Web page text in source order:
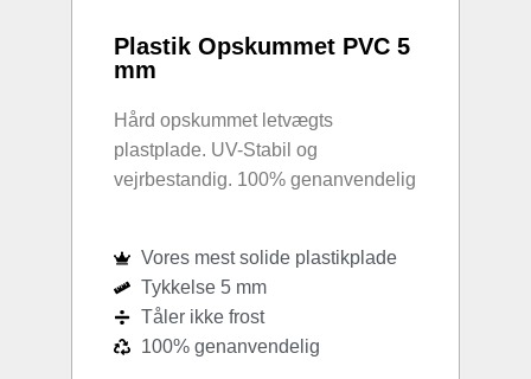
Plastik Opskummet PVC 5
mm
Hård opskummet letvægts
plastplade. UV-Stabil og
vejrbestandig. 100% genanvendelig
Vores mest solide plastikplade
Tykkelse 5 mm
Tåler ikke frost
100% genanvendelig